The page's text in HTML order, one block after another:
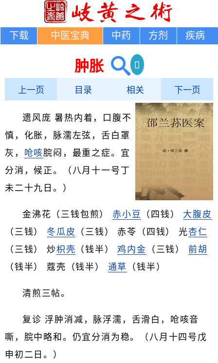
下载 中医宝典 中药 方剂 疾病
肿胀
上一页 目录 相关 下一页
遗风庞 暑热内着，口腹不
慎，化胀，脉濡左弦，舌白罩
灰， 呛咳 脘闷，最重之症。宜
分消，候正。（八月十一号丁
未二十九日。）
金沸花（三钱包煎） 赤小豆 （四钱） 大腹皮
（三钱） 冬瓜皮 （三钱） 赤苓（四钱） 光杏仁
（三钱） 炒枳壳 （钱半）鸡内金 （三钱） 前胡
（钱半） 蔻壳（钱半） 通草 （钱半）
清煎三帖。
复诊 浮肿消减，脉浮濡，舌滑白，呛咳音
嘶，脘中略和。仍宜分消为稳。（八月十四号戊
申初二日。）